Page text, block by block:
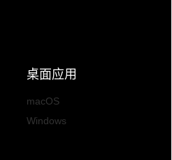
桌面应用
macOS
Windows